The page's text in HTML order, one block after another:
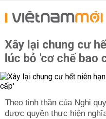
Xây lại chung cư
lúc bỏ 'cơ chế bao
Theo tinh thần của Nghị
được quyền thực hiện